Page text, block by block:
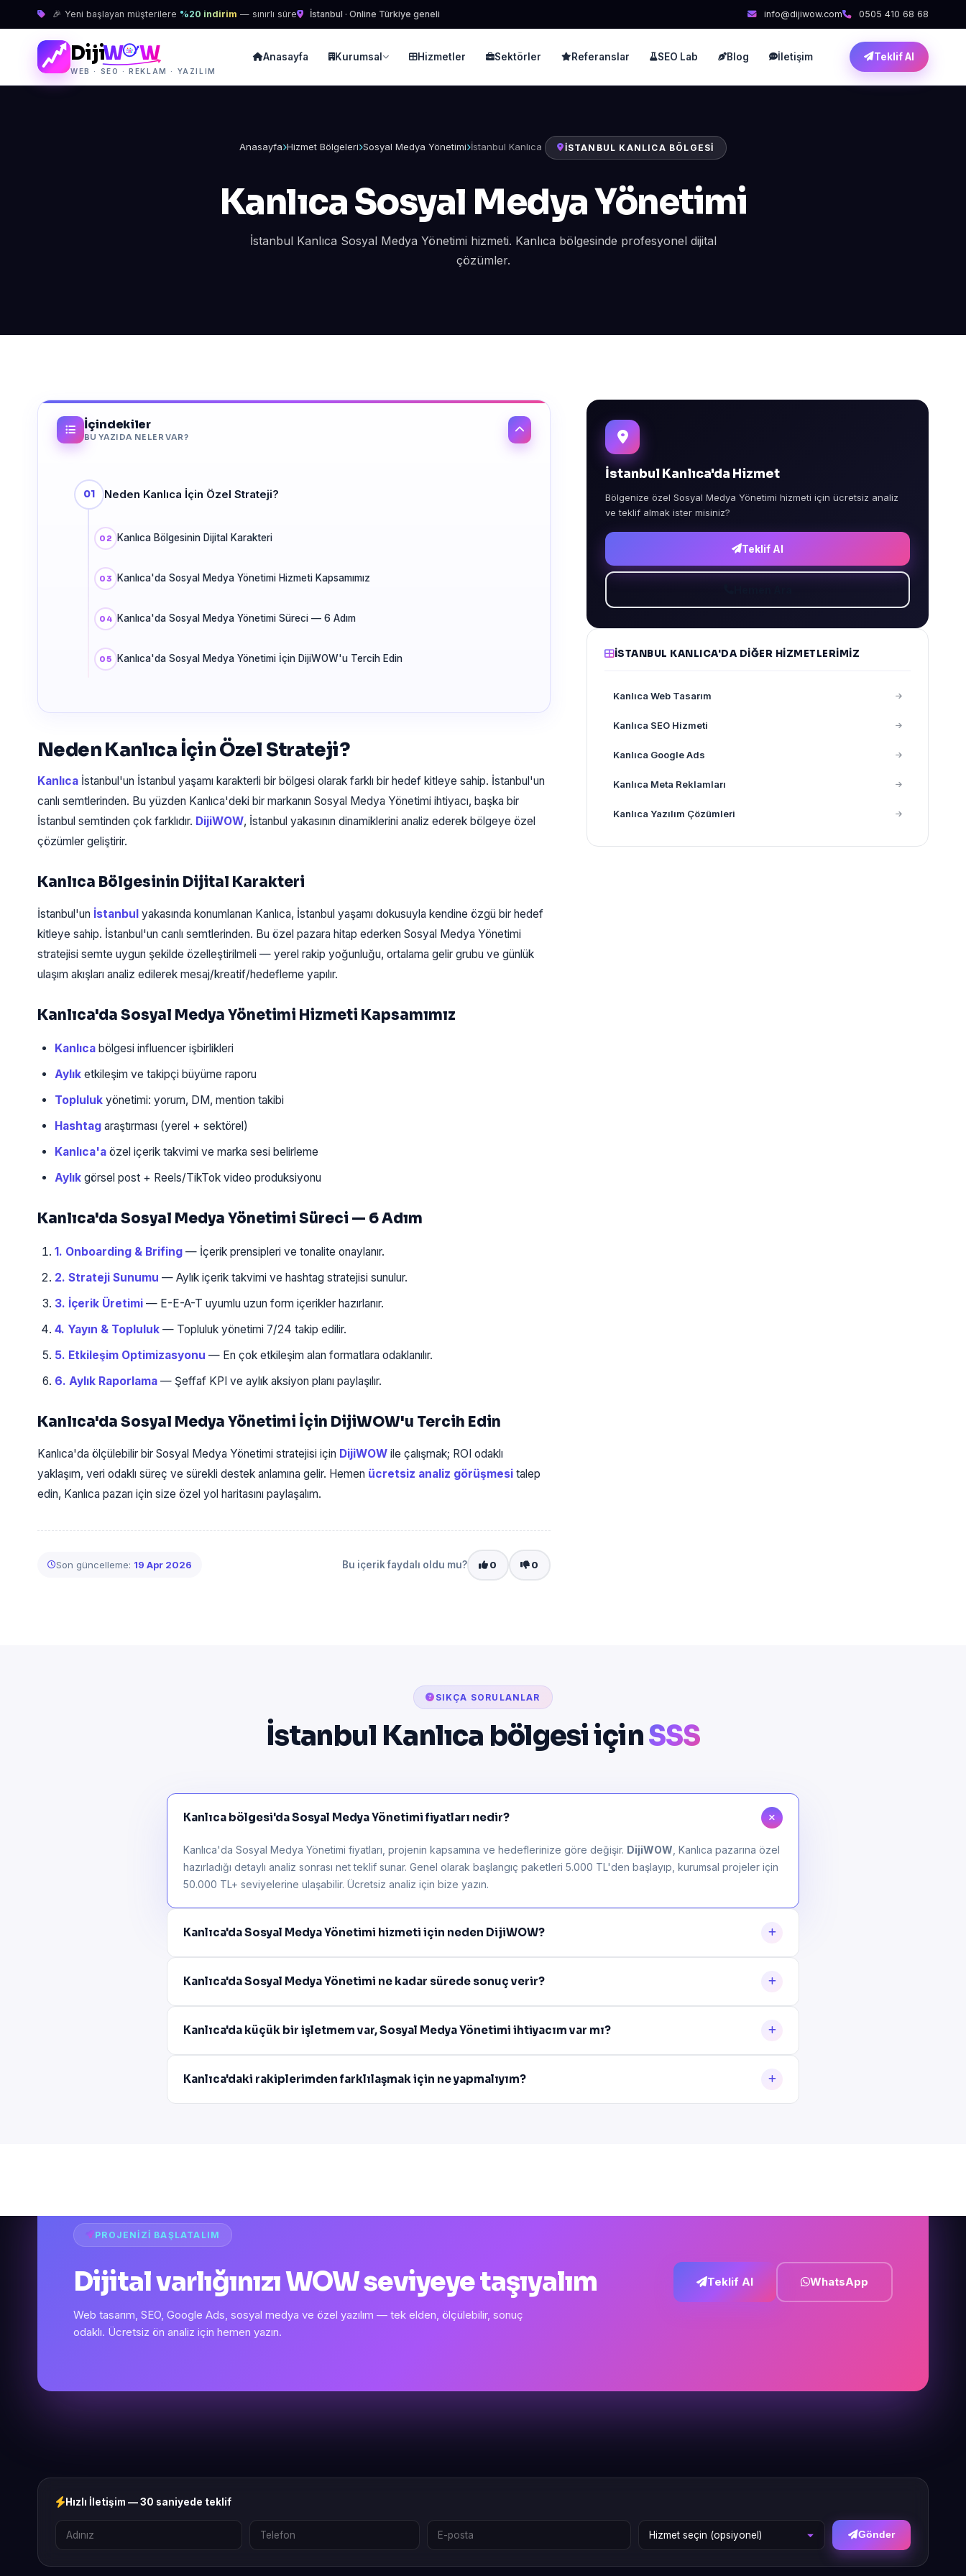
🎉 Yeni başlayan müşterilere %20 indirim — sınırlı süre İstanbul · Online Türkiye geneli info@dijiwow.com 0505 410 68 68
DijiW W
WEB · SEO · REKLAM · YAZILIM
Anasayfa Kurumsal Hizmetler Sektörler Referanslar SEO Lab Blog İletişim Teklif Al
Anasayfa Hizmet Bölgeleri Sosyal Medya Yönetimi İstanbul Kanlıca İSTANBUL KANLICA BÖLGESI
Kanlıca Sosyal Medya Yönetimi
İstanbul Kanlıca Sosyal Medya Yönetimi hizmeti. Kanlıca bölgesinde profesyonel dijital
çözümler.
İçindekiler
BU YAZIDA NELER VAR?
Neden Kanlıca İçin Özel Strateji?
Kanlıca Bölgesinin Dijital Karakteri
Kanlıca'da Sosyal Medya Yönetimi Hizmeti Kapsamımız
Kanlıca'da Sosyal Medya Yönetimi Süreci — 6 Adım
Kanlıca'da Sosyal Medya Yönetimi İçin DijiWOW'u Tercih Edin
Neden Kanlıca İçin Özel Strateji?
Kanlıca İstanbul'un İstanbul yaşamı karakterli bir bölgesi olarak farklı bir hedef kitleye sahip. İstanbul'un
canlı semtlerinden. Bu yüzden Kanlıca'deki bir markanın Sosyal Medya Yönetimi ihtiyacı, başka bir
İstanbul semtinden çok farklıdır. DijiWOW, İstanbul yakasının dinamiklerini analiz ederek bölgeye özel
çözümler geliştirir.
Kanlıca Bölgesinin Dijital Karakteri
İstanbul'un İstanbul yakasında konumlanan Kanlıca, İstanbul yaşamı dokusuyla kendine özgü bir hedef
kitleye sahip. İstanbul'un canlı semtlerinden. Bu özel pazara hitap ederken Sosyal Medya Yönetimi
stratejisi semte uygun şekilde özelleştirilmeli — yerel rakip yoğunluğu, ortalama gelir grubu ve günlük
ulaşım akışları analiz edilerek mesaj/kreatif/hedefleme yapılır.
Kanlıca'da Sosyal Medya Yönetimi Hizmeti Kapsamımız
Kanlıca bölgesi influencer işbirlikleri
Aylık etkileşim ve takipçi büyüme raporu
Topluluk yönetimi: yorum, DM, mention takibi
Hashtag araştırması (yerel + sektörel)
Kanlıca'a özel içerik takvimi ve marka sesi belirleme
Aylık görsel post + Reels/TikTok video produksiyonu
Kanlıca'da Sosyal Medya Yönetimi Süreci — 6 Adım
1. Onboarding & Brifing — İçerik prensipleri ve tonalite onaylanır.
2. Strateji Sunumu — Aylık içerik takvimi ve hashtag stratejisi sunulur.
3. İçerik Üretimi — E-E-A-T uyumlu uzun form içerikler hazırlanır.
4. Yayın & Topluluk — Topluluk yönetimi 7/24 takip edilir.
5. Etkileşim Optimizasyonu — En çok etkileşim alan formatlara odaklanılır.
6. Aylık Raporlama — Şeffaf KPI ve aylık aksiyon planı paylaşılır.
Kanlıca'da Sosyal Medya Yönetimi İçin DijiWOW'u Tercih Edin
Kanlıca'da ölçülebilir bir Sosyal Medya Yönetimi stratejisi için DijiWOW ile çalışmak; ROI odaklı
yaklaşım, veri odaklı süreç ve sürekli destek anlamına gelir. Hemen ücretsiz analiz görüşmesi talep
edin, Kanlıca pazarı için size özel yol haritasını paylaşalım.
Son güncelleme: 19 Apr 2026 Bu içerik faydalı oldu mu? 0 0
İstanbul Kanlıca'da Hizmet
Bölgenize özel Sosyal Medya Yönetimi hizmeti için ücretsiz analiz
ve teklif almak ister misiniz?
Teklif Al
İSTANBUL KANLICA'DA DIĞER HIZMETLERIMIZ
Kanlıca Web Tasarım
Kanlıca SEO Hizmeti
Kanlıca Google Ads
Kanlıca Meta Reklamları
Kanlıca Yazılım Çözümleri
SIKÇA SORULANLAR
İstanbul Kanlıca bölgesi içinSSS
Kanlıca bölgesi'da Sosyal Medya Yönetimi fiyatları nedir?
Kanlıca'da Sosyal Medya Yönetimi fiyatları, projenin kapsamına ve hedeflerinize göre değişir. DijiWOW , Kanlıca pazarına özel
hazırladığı detaylı analiz sonrası net teklif sunar. Genel olarak başlangıç paketleri 5.000 TL'den başlayıp, kurumsal projeler için
50.000 TL+ seviyelerine ulaşabilir. Ücretsiz analiz için bize yazın.
Kanlıca'da Sosyal Medya Yönetimi hizmeti için neden DijiWOW?
Kanlıca'da Sosyal Medya Yönetimi ne kadar sürede sonuç verir?
Kanlıca'da küçük bir işletmem var, Sosyal Medya Yönetimi ihtiyacım var mı?
Kanlıca'daki rakiplerimden farklılaşmak için ne yapmalıyım?
PROJENIZI BAŞLATALIM
Dijital varlığınızı WOW seviyeye taşıyalım
Web tasarım, SEO, Google Ads, sosyal medya ve özel yazılım — tek elden, ölçülebilir, sonuç
odaklı. Ücretsiz ön analiz için hemen yazın.
Teklif Al WhatsApp
Hızlı İletişim — 30 saniyede teklif
Gönder